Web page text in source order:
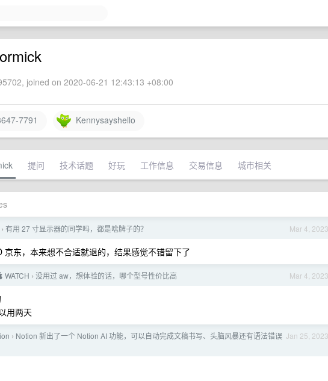
joined on 2020-06-21 12:43:13 +08:00
7791 Kennysayshello
提问 技术话题 好玩 工作信息 交易信息 城市相关
Mar 4, 2023
› 有用 27 寸显示器的同学吗，都是啥牌子的？
东，本来想不合适就退的，结果感觉不错留下了
Mar 4, 2023
WATCH › 没用过 aw，想体验的话，哪个型号性价比高
用两天
Jan 25, 2023
› Notion 新出了一个 Notion AI 功能，可以自动完成文稿书写、头脑风暴还有语法错误